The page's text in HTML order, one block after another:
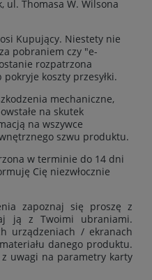
ul. Thomasa W. Wilsona
Kupujący. Niestety nie
pobraniem czy "e-
rozpatrzona
koszty przesyłki.
mechaniczne,
na skutek
na wszywce
szwu produktu.
w terminie do 14 dni
Cię niezwłocznie
zapoznaj się proszę z
ją z Twoimi ubraniami.
urządzeniach / ekranach
danego produktu.
uwagi na parametry karty